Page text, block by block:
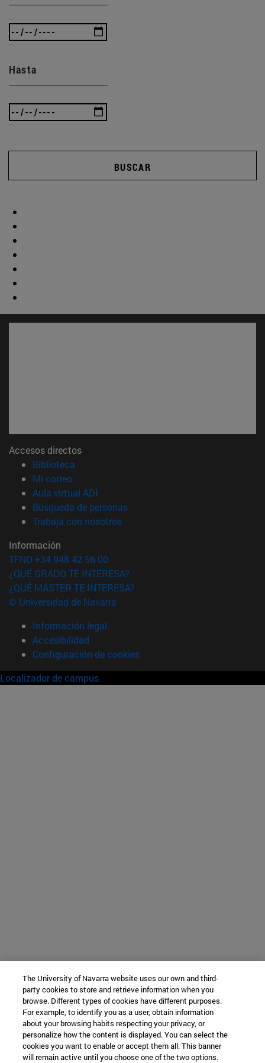
Hasta
BUSCAR
Accesos directos
Biblioteca
Mi correo(abre en nueva ventana)
Aula virtual ADI
Búsqueda de personas(abre en nueva ventana)
Trabaja con nosotros(abre en nueva ventana)
Información
TFNO +34 948 42 56 00
¿QUÉ GRADO TE INTERESA?
¿QUÉ MÁSTER TE INTERESA?
© Universidad de Navarra
Información legal
Accesibilidad
Configuración de cookies
Localizador de campus
The University of Navarra website uses our own and third-
party cookies to store and retrieve information when you
browse. Different types of cookies have different purposes.
For example, to identify you as a user, obtain information
about your browsing habits respecting your privacy, or
personalize how the content is displayed. You can select the
cookies you want to enable or accept them all. This banner
will remain active until you choose one of the two options.